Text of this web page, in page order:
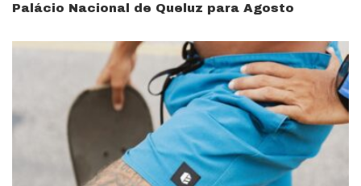
Palácio Nacional de Queluz para Agosto